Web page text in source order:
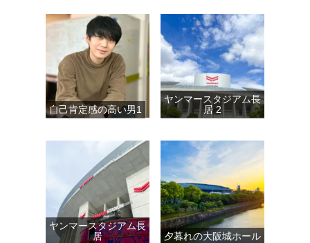
自己肯定感の高い男1
ヤンマースタジアム長
居 2
ヤンマースタジアム長
居
夕暮れの大阪城ホール